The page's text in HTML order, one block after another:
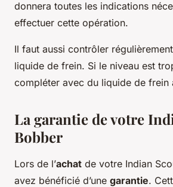
donnera toutes les indications
effectuer cette opération.
Il faut aussi contrôler
liquide de frein. Si le niveau est
compléter avec du liquide de frein
La garantie de votre
Bobber
Lors de l’achat de votre Indian
avez bénéficié d’une garantie.